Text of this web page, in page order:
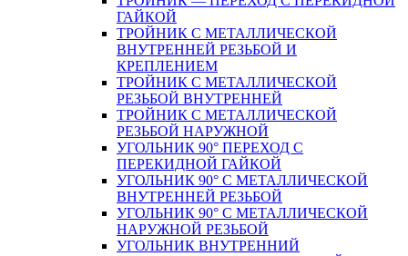
ГАЙКОЙ
ТРОЙНИК С МЕТАЛЛИЧЕСКОЙ
ВНУТРЕННЕЙ РЕЗЬБОЙ И
КРЕПЛЕНИЕМ
ТРОЙНИК С МЕТАЛЛИЧЕСКОЙ
РЕЗЬБОЙ ВНУТРЕННЕЙ
ТРОЙНИК С МЕТАЛЛИЧЕСКОЙ
РЕЗЬБОЙ НАРУЖНОЙ
УГОЛЬНИК 90° ПЕРЕХОД С
ПЕРЕКИДНОЙ ГАЙКОЙ
УГОЛЬНИК 90° С МЕТАЛЛИЧЕСКОЙ
ВНУТРЕННEЙ РЕЗЬБОЙ
УГОЛЬНИК 90° С МЕТАЛЛИЧЕСКОЙ
НАРУЖНОЙ РЕЗЬБОЙ
УГОЛЬНИК ВНУТРЕННИЙ